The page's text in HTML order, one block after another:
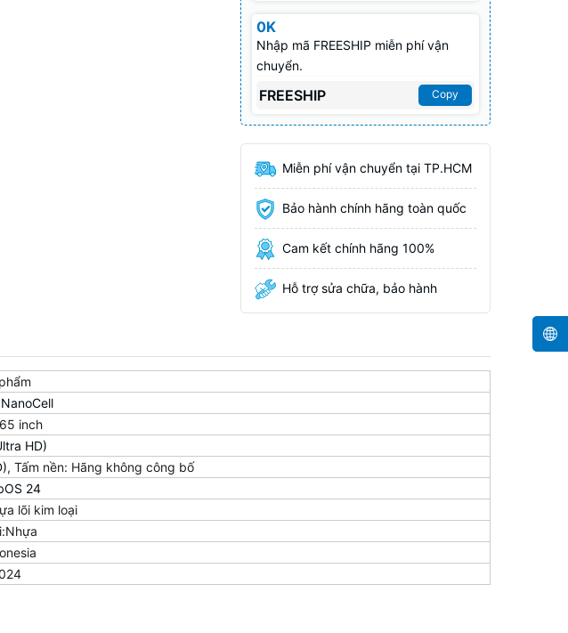
0K
Nhập mã FREESHIP miễn phí vận
chuyển.
FREESHIP Copy
Miễn phí vận chuyển tại TP.HCM
Bảo hành chính hãng toàn quốc
Cam kết chính hãng 100%
Hỗ trợ sửa chữa, bảo hành
inch
HD)
, Tấm nền: Hãng không công bố
24
lõi kim loại